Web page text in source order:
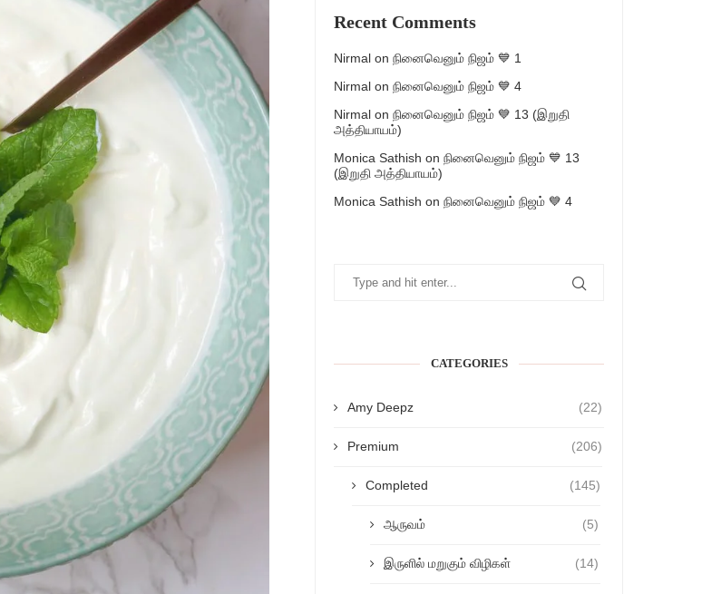
Recent Comments
Nirmal on நினைவெனும் நிஜம் 💙 1
Nirmal on நினைவெனும் நிஜம் 💙 4
Nirmal on நினைவெனும் நிஜம் 💙 13 (இறுதி
அத்தியாயம்)
Monica Sathish on நினைவெனும் நிஜம் 💙 13
(இறுதி அத்தியாயம்)
Monica Sathish on நினைவெனும் நிஜம் 💙 4
CATEGORIES
Amy Deepz (22)
Premium (206)
Completed (145)
ஆருவம் (5)
இருளில் மறுகும் விழிகள் (14)